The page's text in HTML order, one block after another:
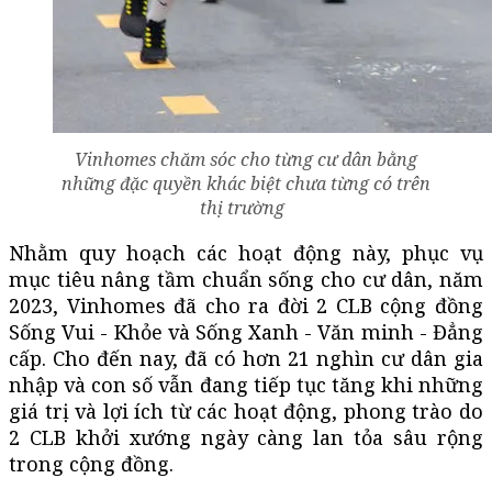
Vinhomes chăm sóc cho từng cư dân bằng
những đặc quyền khác biệt chưa từng có trên
thị trường
Nhằm quy hoạch các hoạt động này, phục vụ
mục tiêu nâng tầm chuẩn sống cho cư dân, năm
2023, Vinhomes đã cho ra đời 2 CLB cộng đồng
Sống Vui - Khỏe và Sống Xanh - Văn minh - Đẳng
cấp. Cho đến nay, đã có hơn 21 nghìn cư dân gia
nhập và con số vẫn đang tiếp tục tăng khi những
giá trị và lợi ích từ các hoạt động, phong trào do
2 CLB khởi xướng ngày càng lan tỏa sâu rộng
trong cộng đồng.